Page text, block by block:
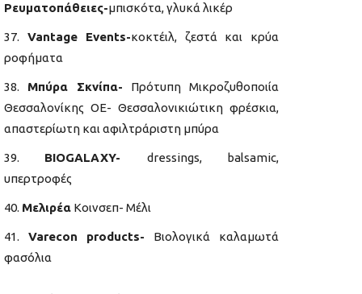
Ρευματοπάθειες-μπισκότα, γλυκά λικέρ
Vantage Events-κοκτέιλ, ζεστά και κρύα
ροφήματα
Μπύρα Σκνίπα- Πρότυπη Μικροζυθοποιία
Θεσσαλονίκης ΟΕ- Θεσσαλονικιώτικη φρέσκια,
απαστερίωτη και αφιλτράριστη μπύρα
BIOGALAXY- dressings, balsamic,
υπερτροφές
Μελιρέα Κοινσεπ- Μέλι
Varecon products- Βιολογικά καλαμωτά
φασόλια